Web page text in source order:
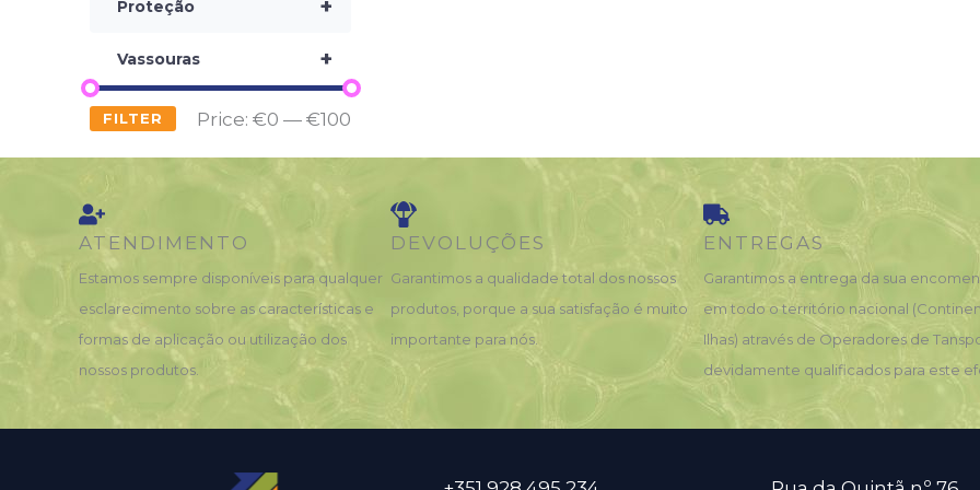
+
Proteção
+
Vassouras
FILTER Price:€0 —€100
ATENDIMENTO
Estamos sempre disponíveis para qualquer
esclarecimento sobre as características e
formas de aplicação ou utilização dos
nossos produtos.
DEVOLUÇÕES
Garantimos a qualidade total dos nossos
produtos, porque a sua satisfação é muito
importante para nós.
ENTREGAS
Garantimos a entrega da sua
em todo o território nacional
Ilhas) através de Operadores de
devidamente qualificados para este